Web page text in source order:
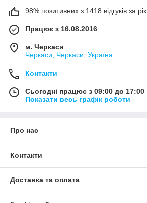
98% позитивних з 1418 відгуків за рік
Працює з 16.08.2016
м. Черкаси
Черкаси, Черкаси, Україна
Контакти
Сьогодні працює з 09:00 до 17:00
Показати весь графік роботи
Про нас
Контакти
Доставка та оплата